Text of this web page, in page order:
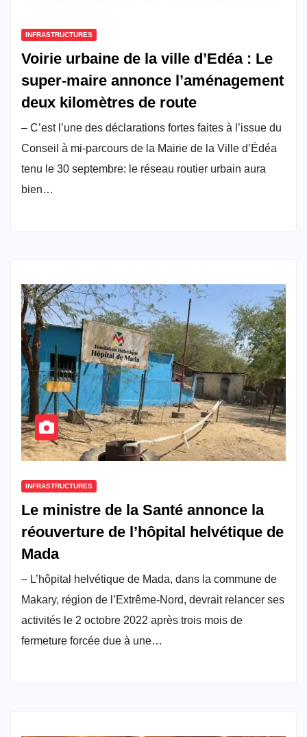
INFRASTRUCTURES
Voirie urbaine de la ville d’Edéa : Le
super-maire annonce l’aménagement
deux kilomètres de route
– C’est l’une des déclarations fortes faites à l’issue du
Conseil à mi-parcours de la Mairie de la Ville d’Édéa
tenu le 30 septembre: le réseau routier urbain aura
bien…
INFRASTRUCTURES
Le ministre de la Santé annonce la
réouverture de l’hôpital helvétique de
Mada
– L’hôpital helvétique de Mada, dans la commune de
Makary, région de l’Extrême-Nord, devrait relancer ses
activités le 2 octobre 2022 après trois mois de
fermeture forcée due à une…